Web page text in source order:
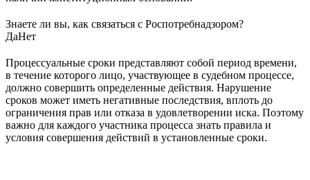
Знаете ли вы, как связаться с Роспотребнадзором?
ДаНет
Процессуальные сроки представляют собой период времени,
в течение которого лицо, участвующее в судебном процессе,
должно совершить определенные действия. Нарушение
сроков может иметь негативные последствия, вплоть до
ограничения прав или отказа в удовлетворении иска. Поэтому
важно для каждого участника процесса знать правила и
условия совершения действий в установленные сроки.